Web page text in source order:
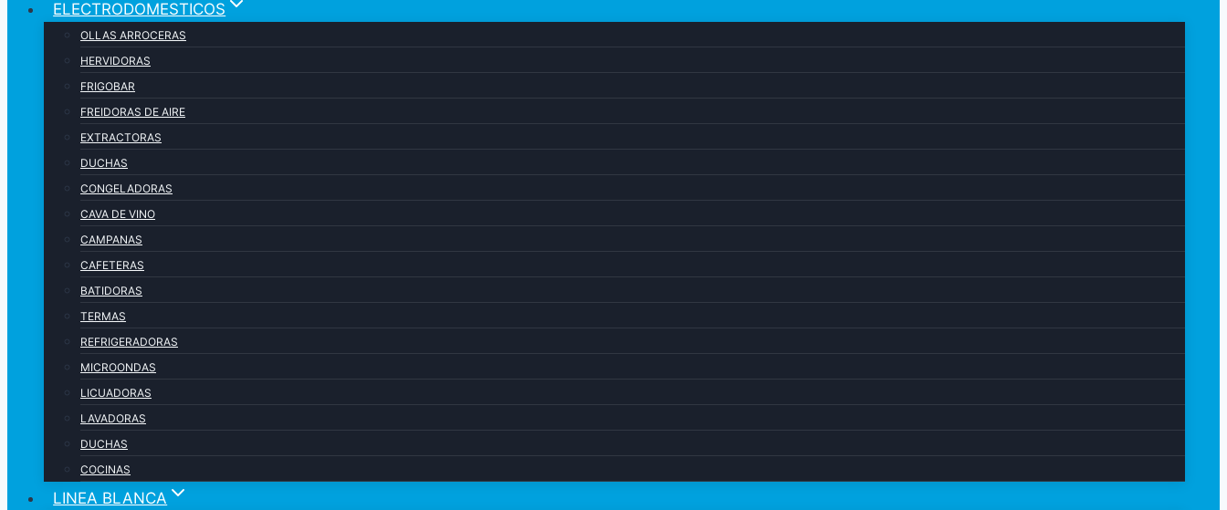
ELECTRODOMESTICOS
OLLAS ARROCERAS
HERVIDORAS
FRIGOBAR
FREIDORAS DE AIRE
EXTRACTORAS
DUCHAS
CONGELADORAS
CAVA DE VINO
CAMPANAS
CAFETERAS
BATIDORAS
TERMAS
REFRIGERADORAS
MICROONDAS
LICUADORAS
LAVADORAS
DUCHAS
COCINAS
LINEA BLANCA